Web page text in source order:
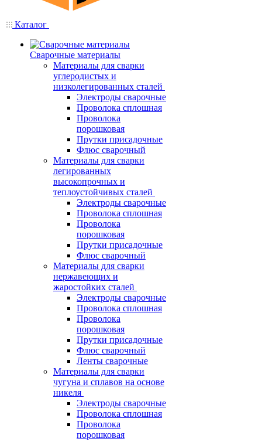
Каталог
Сварочные материалы
Материалы для сварки
углеродистых и
низколегированных сталей
Электроды сварочные
Проволока сплошная
Проволока
порошковая
Прутки присадочные
Флюс сварочный
Материалы для сварки
легированных
высокопрочных и
теплоустойчивых сталей
Электроды сварочные
Проволока сплошная
Проволока
порошковая
Прутки присадочные
Флюс сварочный
Материалы для сварки
нержавеющих и
жаростойких сталей
Электроды сварочные
Проволока сплошная
Проволока
порошковая
Прутки присадочные
Флюс сварочный
Ленты сварочные
Материалы для сварки
чугуна и сплавов на основе
никеля
Электроды сварочные
Проволока сплошная
Проволока
порошковая